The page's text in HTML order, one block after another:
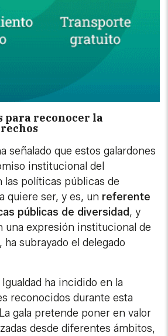
para reconocer la
señalado que estos galardones
institucional del
las políticas públicas de
quiere ser, y es, un referente
públicas de diversidad, y
una expresión institucional de
subrayado el delegado
ha incidido en la
reconocidos durante esta
gala pretende poner en valor
desde diferentes ámbitos,